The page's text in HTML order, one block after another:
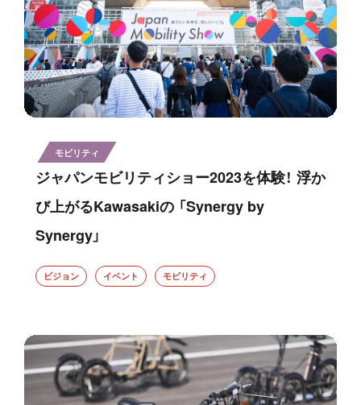
モビリティ
ジャパンモビリティショー2023を体験！ 浮か
び上がるKawasakiの 「Synergy by
Synergy」
ビジョン イベント モビリティ